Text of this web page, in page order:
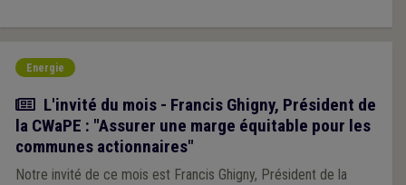
Energie
Article
L'invité du mois - Francis Ghigny, Président de
la CWaPE : "Assurer une marge équitable pour les
communes actionnaires"
Notre invité de ce mois est Francis Ghigny, Président de la